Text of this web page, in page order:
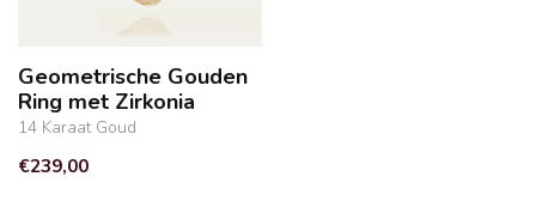
Geometrische Gouden
Ring met Zirkonia
14 Karaat Goud
€239,00